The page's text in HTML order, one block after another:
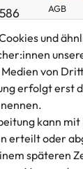
AGB
und
von
erfolgt erst
kann
erteilt oder
späteren